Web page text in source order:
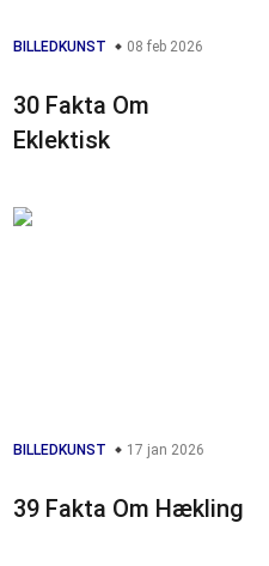
BILLEDKUNST 08 feb 2026
30 Fakta Om
Eklektisk
BILLEDKUNST 17 jan 2026
39 Fakta Om Hækling